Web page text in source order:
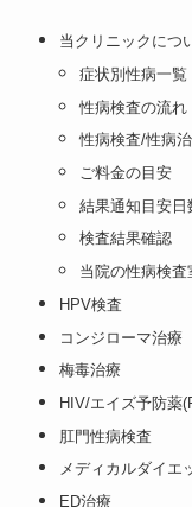
当クリニックにつ
症状別性病一覧
性病検査の流れ
性病検査/性病
ご料金の目安
結果通知目安日
検査結果確認
当院の性病検
HPV検査
コンジローマ治療
梅毒治療
HIV/エイズ予防薬
肛門性病検査
メディカルダイエ
ED治療